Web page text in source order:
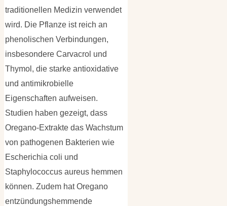
traditionellen Medizin verwendet
wird. Die Pflanze ist reich an
phenolischen Verbindungen,
insbesondere Carvacrol und
Thymol, die starke antioxidative
und antimikrobielle
Eigenschaften aufweisen.
Studien haben gezeigt, dass
Oregano-Extrakte das Wachstum
von pathogenen Bakterien wie
Escherichia coli und
Staphylococcus aureus hemmen
können. Zudem hat Oregano
entzündungshemmende